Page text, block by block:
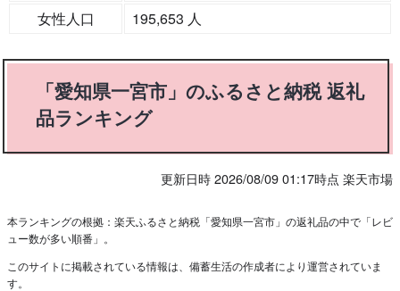
女性人口
195,653 人
「愛知県一宮市」のふるさと納税 返礼
品ランキング
更新日時 2026/08/09 01:17時点 楽天市場
本ランキングの根拠：楽天ふるさと納税「愛知県一宮市」の返礼品の中で「レビ
ュー数が多い順番」。
このサイトに掲載されている情報は、備蓄生活の作成者により運営されていま
す。